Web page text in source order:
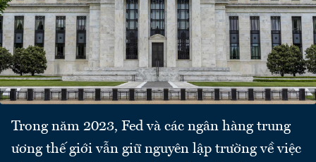
Trong năm 2023, Fed và các ngân hàng trung
ương thế giới vẫn giữ nguyên lập trường về việc